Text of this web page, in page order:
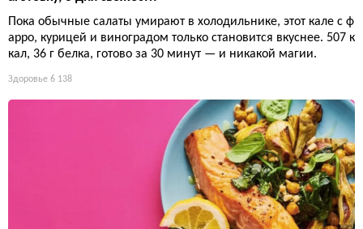
Пока обычные салаты умирают в холодильнике, этот кале с ф
арро, курицей и виноградом только становится вкуснее. 507 к
кал, 36 г белка, готово за 30 минут — и никакой магии.
Здоровье 6 138